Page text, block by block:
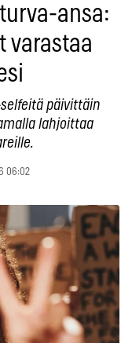
ansa:
varastaa
päivittäin
lahjoittaa
06:02